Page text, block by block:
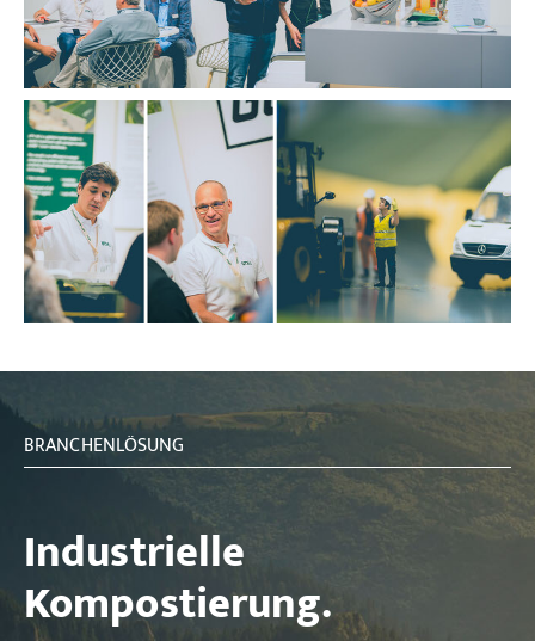
BRANCHENLÖSUNG
Industrielle
Kompostierung.